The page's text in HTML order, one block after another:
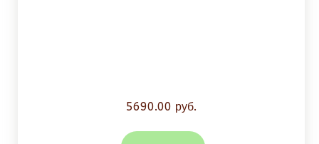
5690.00 руб.